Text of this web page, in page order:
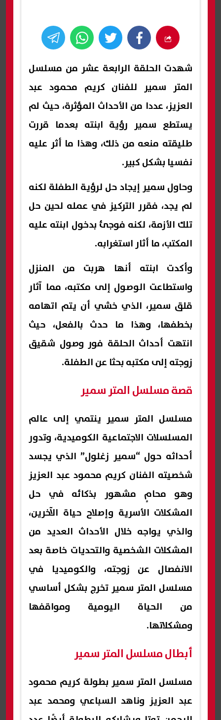
شهدت الحلقة الرابعة عشر من مسلسل
المتر سمير للفنان كريم محمود عبد
العزيز، عددا من الأحداث المؤثرة، حيث لم
يستطع سمير رؤية ابنته بعدما قررت
طليقته منعه من ذلك، وهذا ما أثر عليه
نفسيا بشكل كبير.
وحاول سمير إيجاد حل لرؤية الطفلة لكنه
لم يجد، فقرر التركيز في عمله لحين حل
تلك الأزمة، لكنه فوجئ بدخول ابنته عليه
المكتب، ما أثار استغرابه.
وأكدت ابنته أنها هربت من المنزل
واستطاعت الوصول إلى مكتبه، مما آثار
قلق سمير، الذي خشي أن يتم اتهامه
بخطفها، وهذا ما حدث بالفعل، حيث
انتهت أحداث الحلقة فور وصول شقيق
زوجته إلى مكتبه بحثا عن الطفلة.
قصة مسلسل المتر سمير
مسلسل المتر سمير ينتمي إلى عالم
المسلسلات الاجتماعية الكوميدية، وتدور
أحداثه حول “سمير زغلول” الذي يجسد
شخصيته الفنان كريم محمود عبد العزيز
وهو محامٍ مشهور بذكائه في حل
المشكلات الأسرية وإصلاح حياة الآخرين،
والذي يواجه خلال الأحداث العديد من
المشكلات الشخصية والتحديات خاصة بعد
الانفصال عن زوجته، والكوميديا في
مسلسل المتر سمير تخرج بشكل أساسي
من الحياة اليومية ومواقفها
ومشكلاتها.
أبطال مسلسل المتر سمير
مسلسل المتر سمير بطولة كريم محمود
عبد العزيز وناهد السباعي ومحمد عبد